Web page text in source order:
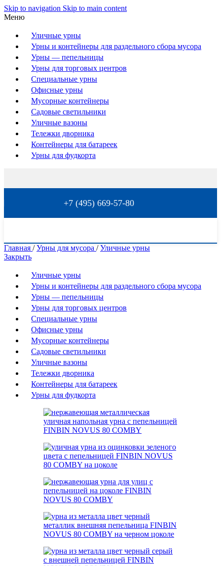
Skip to navigation Skip to main content
Меню
Уличные урны
Урны и контейнеры для раздельного сбора мусора
Урны — пепельницы
Урны для торговых центров
Специальные урны
Офисные урны
Мусорные контейнеры
Садовые светильники
Уличные вазоны
Тележки дворника
Контейнеры для батареек
Урны для фудкорта
+7 (495) 669-57-80
Главная / Урны для мусора / Уличные урны
Закрыть
Уличные урны
Урны и контейнеры для раздельного сбора мусора
Урны — пепельницы
Урны для торговых центров
Специальные урны
Офисные урны
Мусорные контейнеры
Садовые светильники
Уличные вазоны
Тележки дворника
Контейнеры для батареек
Урны для фудкорта